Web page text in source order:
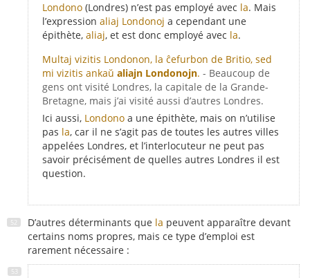
Londono (Londres) n’est pas employé avec la. Mais
l’expression aliaj Londonoj a cependant une
épithète, aliaj, et est donc employé avec la.
Multaj vizitis Londonon, la ĉefurbon de Britio, sed
mi vizitis ankaŭ aliajn Londonojn. - Beaucoup de
gens ont visité Londres, la capitale de la Grande-
Bretagne, mais j’ai visité aussi d’autres Londres.
Ici aussi, Londono a une épithète, mais on n’utilise
pas la, car il ne s’agit pas de toutes les autres villes
appelées Londres, et l’interlocuteur ne peut pas
savoir précisément de quelles autres Londres il est
question.
D’autres déterminants que la peuvent apparaître devant
certains noms propres, mais ce type d’emploi est
rarement nécessaire :